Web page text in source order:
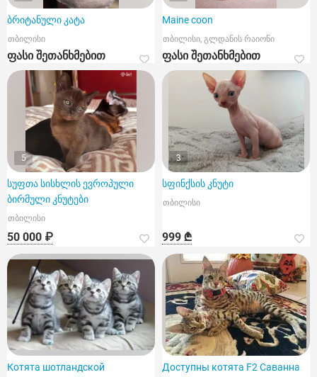
ბრიტანული კატა
თბილისი
ფასი შეთანხმებით
Maine coon
თბილისი, გლდანის რაიონი
ფასი შეთანხმებით
5
სუფთა სისხლის ევროპული
ბირმული კნუტები
თბილისი
50 000 ₽
3
სფინქსის კნუტი
თბილისი
999 ₾
Котята шотландской Доступны котята F2 Саванна.